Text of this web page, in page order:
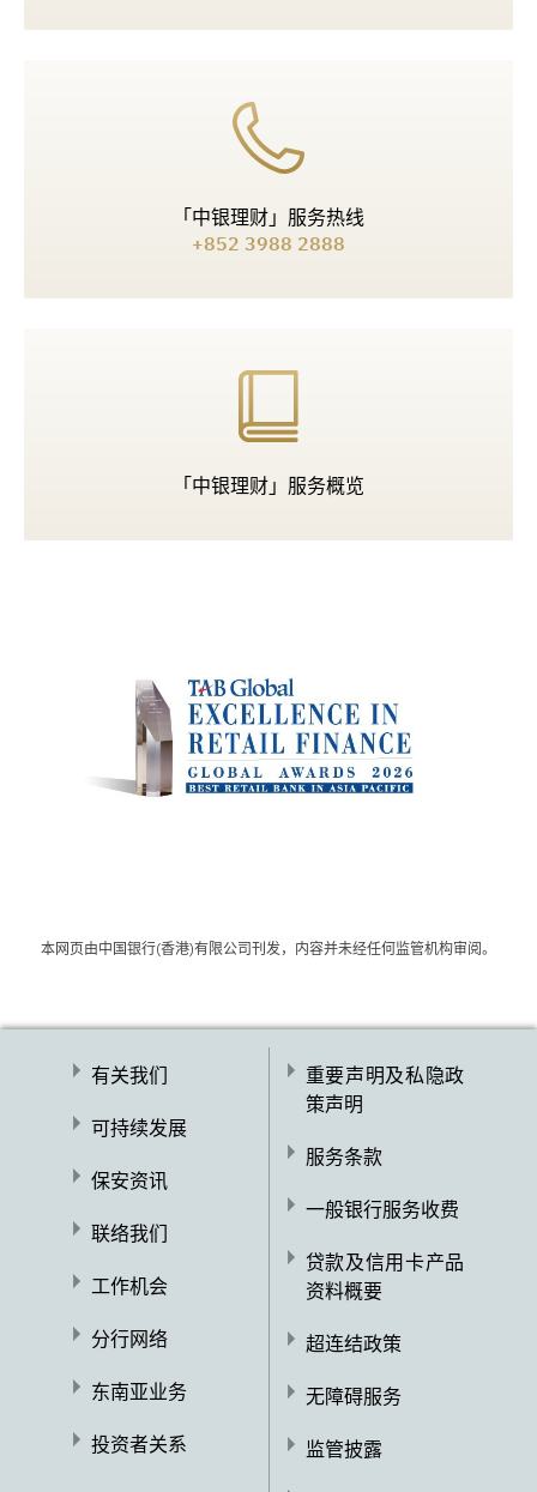
「中银理财」服务热线
+852 3988 2888
「中银理财」服务概览
本网页由中国银行(香港)有限公司刊发，内容并未经任何监管机构审阅。
有关我们
可持续发展
保安资讯
联络我们
工作机会
分行网络
东南亚业务
投资者关系
重要声明及私隐政
策声明
服务条款
一般银行服务收费
贷款及信用卡产品
资料概要
超连结政策
无障碍服务
监管披露